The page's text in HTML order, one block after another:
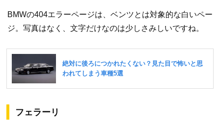
BMWの404エラーページは、ベンツとは対象的な白いペー
ジ。写真はなく、文字だけなのは少しさみしいですね。
フェラーリ